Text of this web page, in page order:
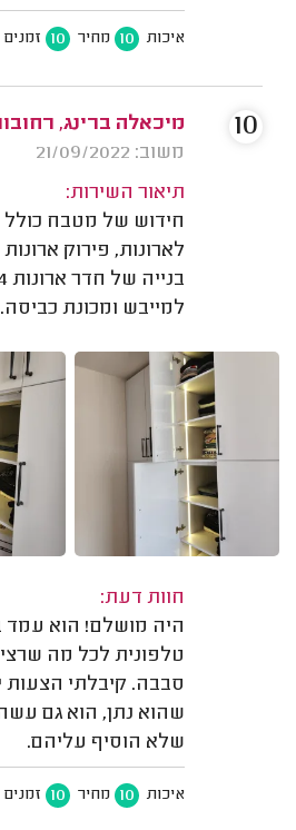
איכות 10 מחיר 10 זמנים
מיכאלה ברינג,
משוב: 21/09/2022
תיאור השירות:
חידוש של מטבח
לארונות, פירוק
למייבש ומכונת כביסה.
חוות דעת:
היה מושלם! הוא עמד
טלפונית לכל מה
סבבה. קיבלתי הצעות
שהוא נתן, הוא גם עשה
שלא הוסיף עליהם.
איכות 10 מחיר 10 זמנים
10